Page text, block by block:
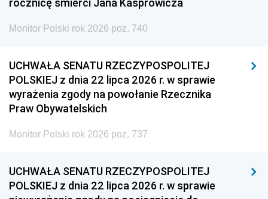
Monitor Polski rok 2026 poz. 740
UCHWAŁA SENATU RZECZYPOSPOLITEJ
POLSKIEJ z dnia 22 lipca 2026 r. w sprawie
wyrażenia zgody na powołanie Rzecznika
Praw Obywatelskich
Monitor Polski rok 2026 poz. 737
UCHWAŁA SENATU RZECZYPOSPOLITEJ
POLSKIEJ z dnia 22 lipca 2026 r. w sprawie